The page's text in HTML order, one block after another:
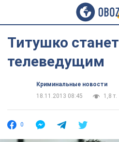
Титушко станет
телеведущим
Криминальные новости
18.11.2013 08:45
1,8 т.
0